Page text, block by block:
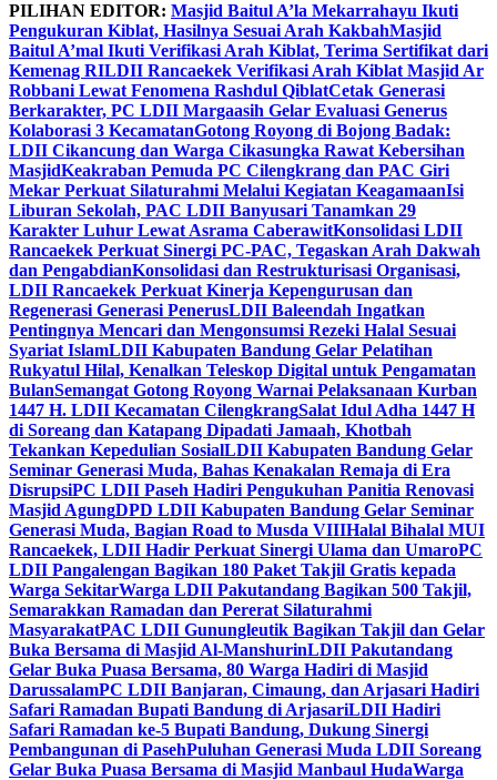
PILIHAN EDITOR: Masjid Baitul A’la Mekarrahayu Ikuti
Pengukuran Kiblat, Hasilnya Sesuai Arah KakbahMasjid
Baitul A’mal Ikuti Verifikasi Arah Kiblat, Terima Sertifikat dari
Kemenag RILDII Rancaekek Verifikasi Arah Kiblat Masjid Ar
Robbani Lewat Fenomena Rashdul QiblatCetak Generasi
Berkarakter, PC LDII Margaasih Gelar Evaluasi Generus
Kolaborasi 3 KecamatanGotong Royong di Bojong Badak:
LDII Cikancung dan Warga Cikasungka Rawat Kebersihan
MasjidKeakraban Pemuda PC Cilengkrang dan PAC Giri
Mekar Perkuat Silaturahmi Melalui Kegiatan KeagamaanIsi
Liburan Sekolah, PAC LDII Banyusari Tanamkan 29
Karakter Luhur Lewat Asrama CaberawitKonsolidasi LDII
Rancaekek Perkuat Sinergi PC-PAC, Tegaskan Arah Dakwah
dan PengabdianKonsolidasi dan Restrukturisasi Organisasi,
LDII Rancaekek Perkuat Kinerja Kepengurusan dan
Regenerasi Generasi PenerusLDII Baleendah Ingatkan
Pentingnya Mencari dan Mengonsumsi Rezeki Halal Sesuai
Syariat IslamLDII Kabupaten Bandung Gelar Pelatihan
Rukyatul Hilal, Kenalkan Teleskop Digital untuk Pengamatan
BulanSemangat Gotong Royong Warnai Pelaksanaan Kurban
1447 H. LDII Kecamatan CilengkrangSalat Idul Adha 1447 H
di Soreang dan Katapang Dipadati Jamaah, Khotbah
Tekankan Kepedulian SosialLDII Kabupaten Bandung Gelar
Seminar Generasi Muda, Bahas Kenakalan Remaja di Era
DisrupsiPC LDII Paseh Hadiri Pengukuhan Panitia Renovasi
Masjid AgungDPD LDII Kabupaten Bandung Gelar Seminar
Generasi Muda, Bagian Road to Musda VIIIHalal Bihalal MUI
Rancaekek, LDII Hadir Perkuat Sinergi Ulama dan UmaroPC
LDII Pangalengan Bagikan 180 Paket Takjil Gratis kepada
Warga SekitarWarga LDII Pakutandang Bagikan 500 Takjil,
Semarakkan Ramadan dan Pererat Silaturahmi
MasyarakatPAC LDII Gunungleutik Bagikan Takjil dan Gelar
Buka Bersama di Masjid Al-ManshurinLDII Pakutandang
Gelar Buka Puasa Bersama, 80 Warga Hadiri di Masjid
DarussalamPC LDII Banjaran, Cimaung, dan Arjasari Hadiri
Safari Ramadan Bupati Bandung di ArjasariLDII Hadiri
Safari Ramadan ke-5 Bupati Bandung, Dukung Sinergi
Pembangunan di PasehPuluhan Generasi Muda LDII Soreang
Gelar Buka Puasa Bersama di Masjid Manbaul HudaWarga